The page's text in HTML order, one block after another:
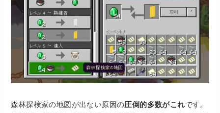
森林探検家の地図が出ない原因の圧倒的多数がこれです。